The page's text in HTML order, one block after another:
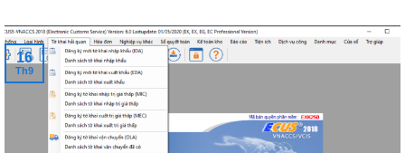
16
Th9